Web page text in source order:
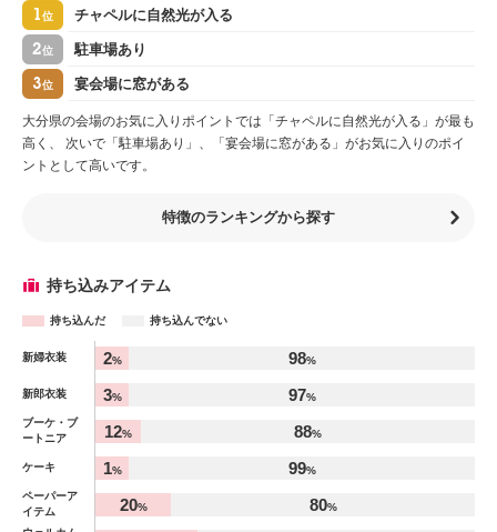
1位 チャペルに自然光が入る
2位 駐車場あり
3位 宴会場に窓がある
大分県の会場のお気に入りポイントでは「チャペルに自然光が入る」が最も
高く、 次いで「駐車場あり」、「宴会場に窓がある」がお気に入りのポイ
ントとして高いです。
特徴のランキングから探す
持ち込みアイテム
持ち込んだ 持ち込んでない
アイテム
新婦衣装 2% 98%
新郎衣装 3% 97%
ブーケ・ブ
ートニア
12% 88%
ケーキ 1% 99%
ペーパーア
イテム
20% 80%